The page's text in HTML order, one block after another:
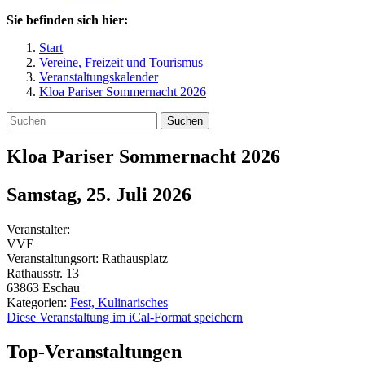
Sie befinden sich hier:
Start
Vereine, Freizeit und Tourismus
Veranstaltungskalender
Kloa Pariser Sommernacht 2026
Suchen
Kloa Pariser Sommernacht 2026
Samstag, 25. Juli 2026
Veranstalter:
VVE
Veranstaltungsort: Rathausplatz
Rathausstr. 13
63863 Eschau
Kategorien: Fest, Kulinarisches
Diese Veranstaltung im iCal-Format speichern
Top-Veranstaltungen